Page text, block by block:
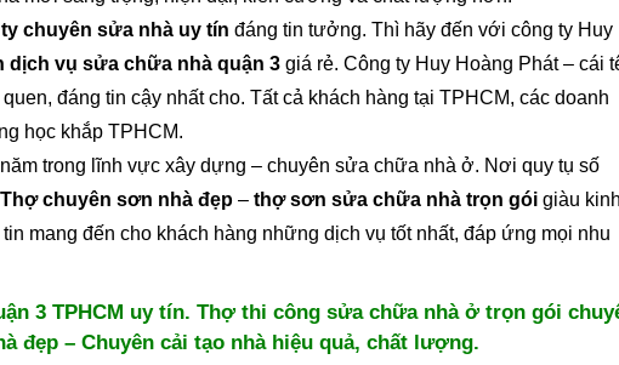
chuyên sửa nhà uy tín đáng tin tưởng. Thì hãy đến với công ty Huy
dịch vụ sửa chữa nhà quận 3 giá rẻ. Công ty Huy Hoàng Phát – cái
đáng tin cậy nhất cho. Tất cả khách hàng tại TPHCM, các doanh
học khắp TPHCM.
trong lĩnh vực xây dựng – chuyên sửa chữa nhà ở. Nơi quy tụ số
Thợ chuyên sơn nhà đẹp – thợ sơn sửa chữa nhà trọn gói giàu kinh
mang đến cho khách hàng những dịch vụ tốt nhất, đáp ứng mọi nhu
3 TPHCM uy tín. Thợ thi công sửa chữa nhà ở trọn gói
đẹp – Chuyên cải tạo nhà hiệu quả, chất lượng.